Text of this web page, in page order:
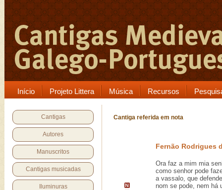
Início Projeto Littera Música Recursos
Cantigas
Autores
Manuscritos
Cantigas musicadas
Iluminuras
Cantiga referida em nota
Fernão Rodrigues
Ora faz a mim mia
como senhor pode
a vassalo, que
nom se pode, nem há